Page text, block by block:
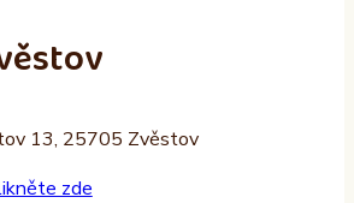
13, 25705 Zvěstov
zde